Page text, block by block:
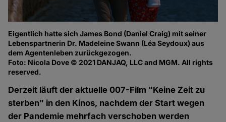
Eigentlich hatte sich James Bond (Daniel Craig) mit seiner
Lebenspartnerin Dr. Madeleine Swann (Léa Seydoux) aus
dem Agentenleben zurückgezogen.
Foto: Nicola Dove © 2021 DANJAQ, LLC and MGM. All rights
reserved.
Derzeit läuft der aktuelle 007-Film "Keine Zeit zu
sterben" in den Kinos, nachdem der Start wegen
der Pandemie mehrfach verschoben werden